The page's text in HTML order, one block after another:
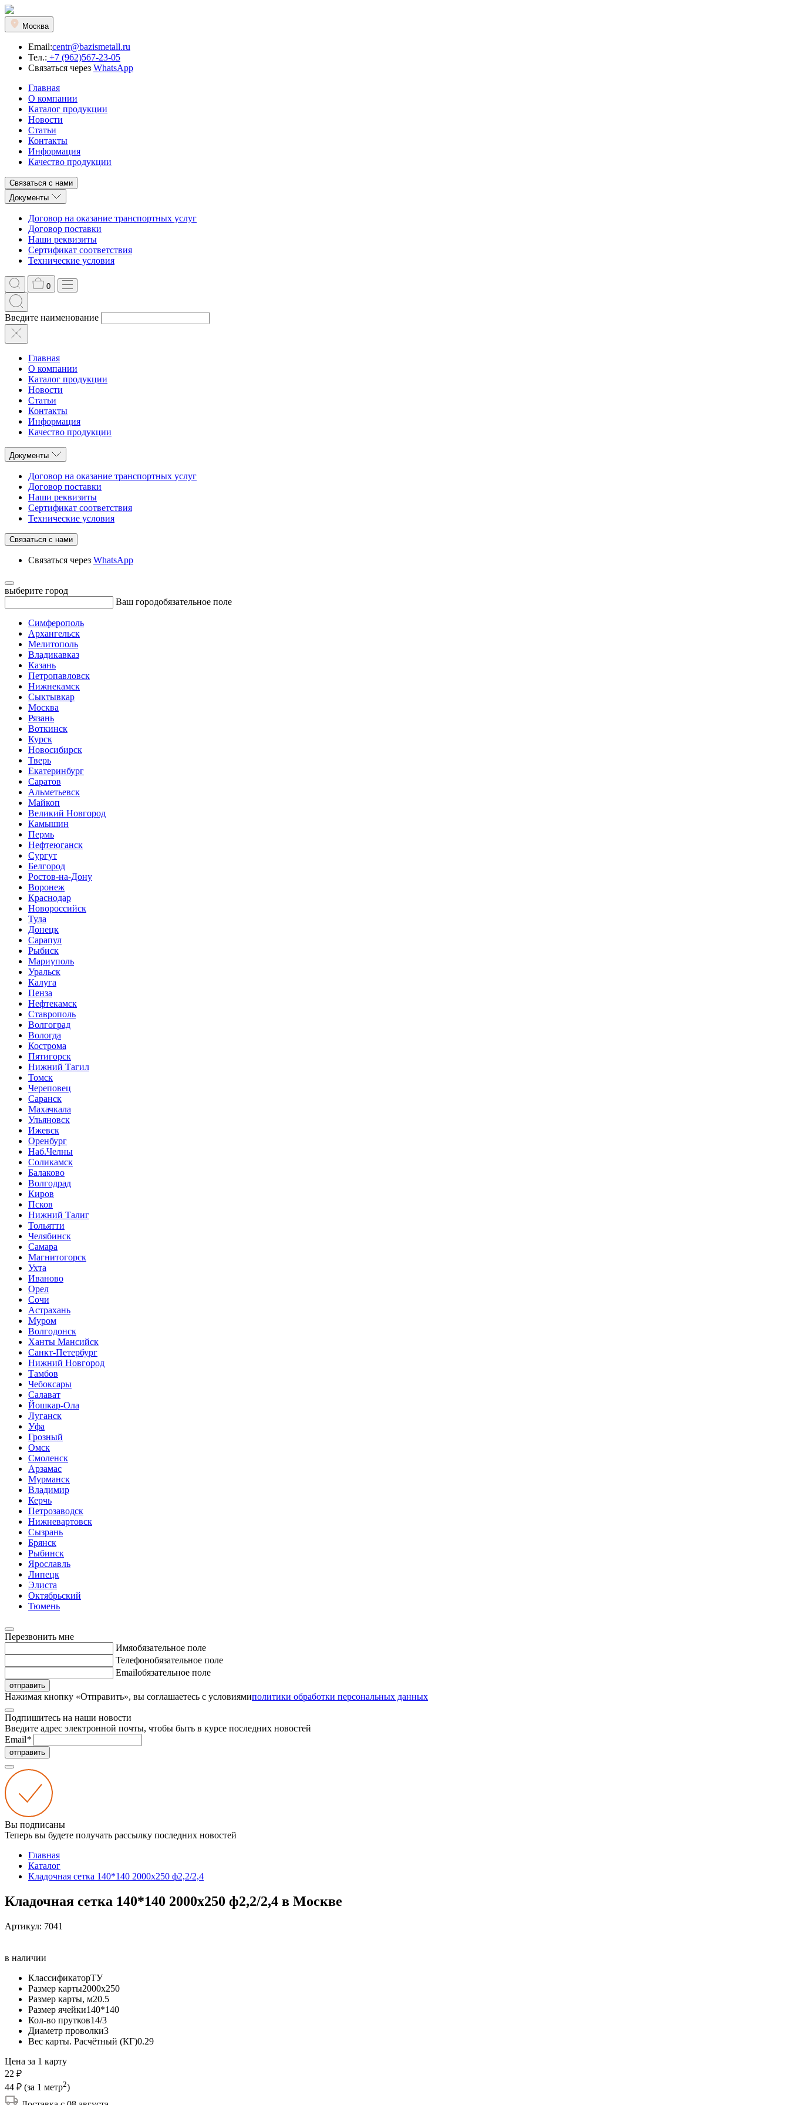
Москва
Email:centr@bazismetall.ru
Тел.: +7 (962)567-23-05
Связаться через WhatsApp
Главная
О компании
Каталог продукции
Новости
Статьи
Контакты
Информация
Качество продукции
Связаться с нами
Документы
Договор на оказание транспортных услуг
Договор поставки
Наши реквизиты
Сертификат соответствия
Технические условия
0
Введите наименование
Главная
О компании
Каталог продукции
Новости
Статьи
Контакты
Информация
Качество продукции
Документы
Договор на оказание транспортных услуг
Договор поставки
Наши реквизиты
Сертификат соответствия
Технические условия
Связаться с нами
Связаться через WhatsApp
выберите город
Ваш городобязательное поле
Симферополь
Архангельск
Мелитополь
Владикавказ
Казань
Петропавловск
Нижнекамск
Сыктывкар
Москва
Рязань
Воткинск
Курск
Новосибирск
Тверь
Екатеринбург
Саратов
Альметьевск
Майкоп
Великий Новгород
Камышин
Пермь
Нефтеюганск
Сургут
Белгород
Ростов-на-Дону
Воронеж
Краснодар
Новороссийск
Тула
Донецк
Сарапул
Рыбиск
Мариуполь
Уральск
Калуга
Пенза
Нефтекамск
Ставрополь
Волгоград
Вологда
Кострома
Пятигорск
Нижний Тагил
Томск
Череповец
Саранск
Махачкала
Ульяновск
Ижевск
Оренбург
Наб.Челны
Соликамск
Балаково
Волгодрад
Киров
Псков
Нижний Талиг
Тольятти
Челябинск
Самара
Магнитогорск
Ухта
Иваново
Орел
Сочи
Астрахань
Муром
Волгодонск
Ханты Мансийск
Санкт-Петербург
Нижний Новгород
Тамбов
Чебоксары
Салават
Йошкар-Ола
Луганск
Уфа
Грозный
Омск
Смоленск
Арзамас
Мурманск
Владимир
Керчь
Петрозаводск
Нижневартовск
Сызрань
Брянск
Рыбинск
Ярославль
Липецк
Элиста
Октябрьский
Тюмень
Перезвонить мне
Имяобязательное поле
Телефонобязательное поле
Emailобязательное поле
отправить
Нажимая кнопку «Отправить», вы соглашаетесь с условиямиполитики обработки персональных данных
Подпишитесь на наши новости
Введите адрес электронной почты, чтобы быть в курсе последних новостей
Email*
отправить
Вы подписаны
Теперь вы будете получать рассылку последних новостей
Главная
Каталог
Кладочная сетка 140*140 2000х250 ф2,2/2,4
Кладочная сетка 140*140 2000х250 ф2,2/2,4 в Москве
Артикул: 7041
в наличии
КлассификаторТУ
Размер карты2000х250
Размер карты, м20.5
Размер ячейки140*140
Кол-во прутков14/3
Диаметр проволки3
Вес карты. Расчётный (КГ)0.29
Цена за 1 карту
22 ₽
44 ₽ (за 1 метр2)